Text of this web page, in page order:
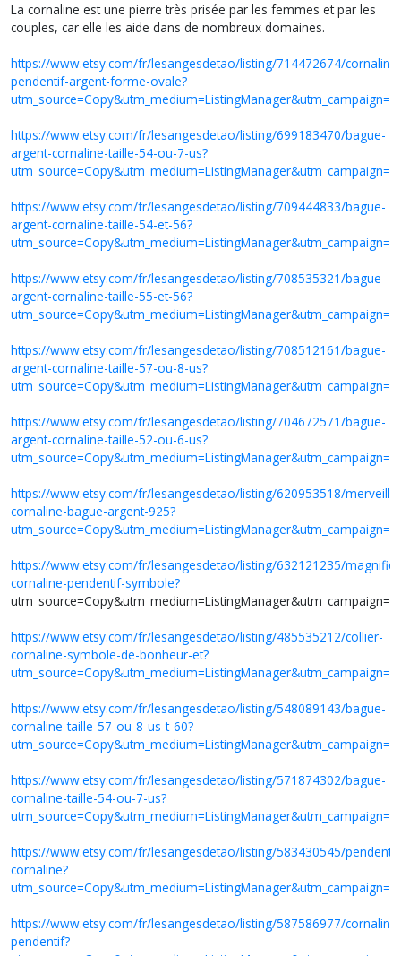
La cornaline est une pierre très prisée par les femmes et par les
couples, car elle les aide dans de nombreux domaines.
https://www.etsy.com/fr/lesangesdetao/listing/714472674/cornaline-
pendentif-argent-forme-ovale?
https://www.etsy.com/fr/lesangesdetao/listing/699183470/bague-
argent-cornaline-taille-54-ou-7-us?
https://www.etsy.com/fr/lesangesdetao/listing/709444833/bague-
argent-cornaline-taille-54-et-56?
https://www.etsy.com/fr/lesangesdetao/listing/708535321/bague-
argent-cornaline-taille-55-et-56?
https://www.etsy.com/fr/lesangesdetao/listing/708512161/bague-
argent-cornaline-taille-57-ou-8-us?
https://www.etsy.com/fr/lesangesdetao/listing/704672571/bague-
argent-cornaline-taille-52-ou-6-us?
https://www.etsy.com/fr/lesangesdetao/listing/620953518/
cornaline-bague-argent-925?
https://www.etsy.com/fr/lesangesdetao/listing/632121235/
cornaline-pendentif-symbole?
https://www.etsy.com/fr/lesangesdetao/listing/485535212/collier-
cornaline-symbole-de-bonheur-et?
https://www.etsy.com/fr/lesangesdetao/listing/548089143/bague-
cornaline-taille-57-ou-8-us-t-60?
https://www.etsy.com/fr/lesangesdetao/listing/571874302/bague-
cornaline-taille-54-ou-7-us?
https://www.etsy.com/fr/lesangesdetao/listing/583430545/
cornaline?
https://www.etsy.com/fr/lesangesdetao/listing/587586977/cornaline-
pendentif?